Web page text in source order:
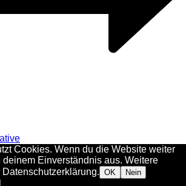
Cookies. Wenn du die Website weiter
deinem Einverständnis aus. Weitere
Datenschutzerklärung. OK
Nein